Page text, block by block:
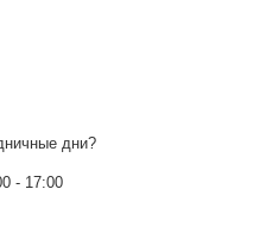
дни?
- 17:00